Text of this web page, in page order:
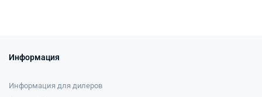
Информация
Информация для дилеров